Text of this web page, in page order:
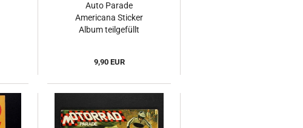
Auto Parade
Americana Sticker
Album teilgefüllt
9,90 EUR